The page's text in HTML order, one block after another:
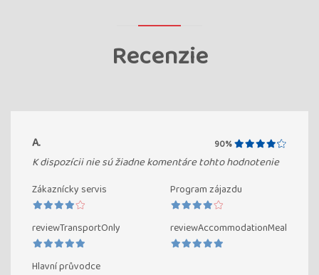
Recenzie
A. 90%
K dispozícii nie sú žiadne komentáre tohto hodnotenie
Zákaznícky servis Program zájazdu
reviewTransportOnly reviewAccommodationMeal
Hlavní průvodce